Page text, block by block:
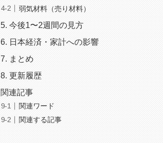
弱気材料（売り材料）
5. 今後1〜2週間の見方
6. 日本経済・家計への影響
7. まとめ
8. 更新履歴
関連記事
関連ワード
関連する記事